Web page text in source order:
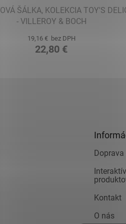
ŠÁLKA, KOLEKCIA TOY'S
- VILLEROY & BOCH
19,16 € bez DPH
22,80 €
Kontakt
O nás